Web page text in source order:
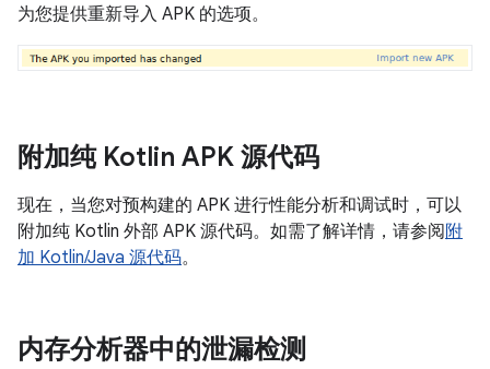
为您提供重新导入 APK 的选项。
附加纯 Kotlin APK 源代码
现在，当您对预构建的 APK 进行性能分析和调试时，可以
附加纯 Kotlin 外部 APK 源代码。如需了解详情，请参阅 附
加 Kotlin/Java 源代码。
内存分析器中的泄漏检测